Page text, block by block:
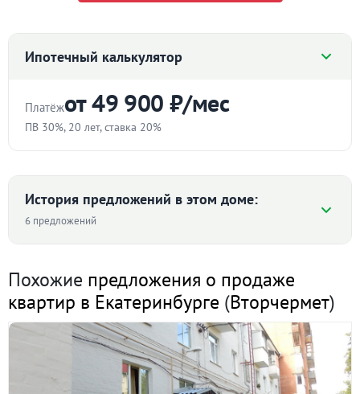
Объявление снято с публикации
Торг: Невозможен
Ипотека:
Без обременений, 1 собственник, чистая продажа.
Рядом школа, садик, магазины.
ID объекта в нашей базе: 1152
Ипотечный калькулятор
Платёжот 49 900 ₽/мес
ПВ 30%, 20 лет, ставка 20%
Срок
лет
История предложений в этом доме:
6 предложений
57 544
63 415
Похожие предложения о продаже
квартир в Екатеринбурге (Вторчермет)